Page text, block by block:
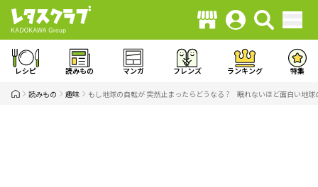
レシピ 読みもの マンガ フレンズ ランキング 特集
読みもの 趣味 もし地球の自転が 突然止まったらどうなる ? 眠れないほど面白い地